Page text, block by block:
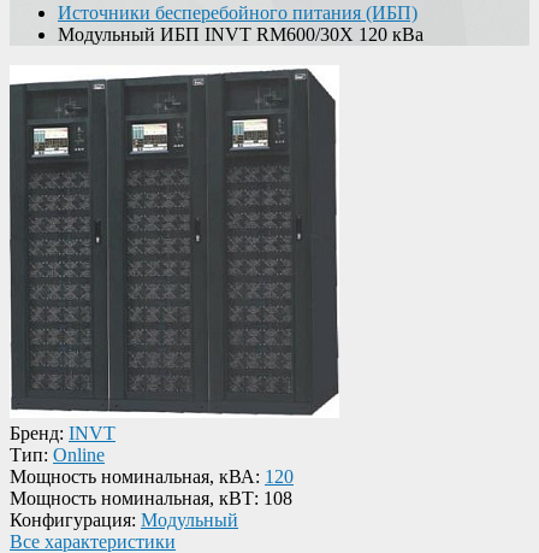
Источники бесперебойного питания (ИБП)
Модульный ИБП INVT RM600/30X 120 кВа
Бренд: INVT
Тип: Online
Мощность номинальная, кВА: 120
Мощность номинальная, кВТ: 108
Конфигурация: Модульный
Все характеристики